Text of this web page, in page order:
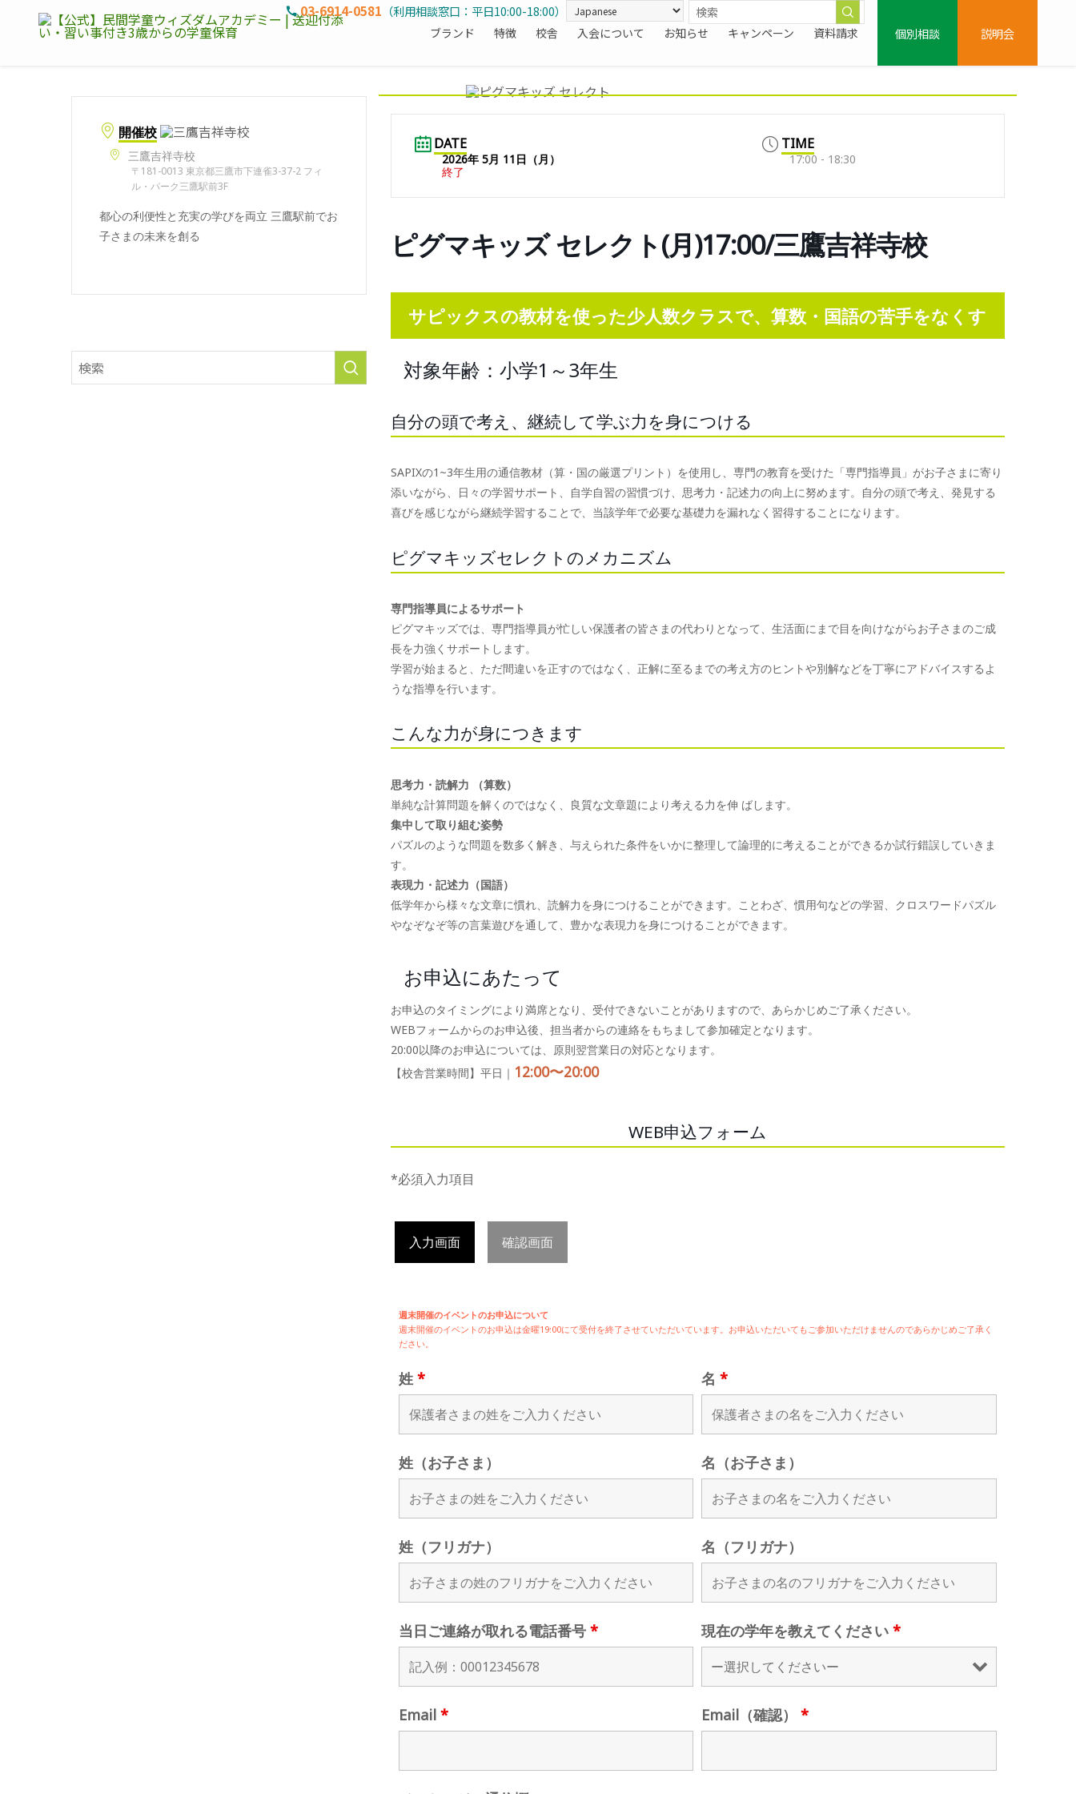
ブランド 特徴 校舎 入会について お知らせ キャンペーン 資料請求
03-6914-0581 （利用相談窓口：平日10:00-18:00）
個別相談
説明会
開催校
三鷹吉祥寺校
〒181-0013 東京都三鷹市下連雀3-37-2 フィ
ル・パーク三鷹駅前3F
都心の利便性と充実の学びを両立 三鷹駅前でお
子さまの未来を創る
DATE
2026年 5月 11日（月）
終了
TIME
17:00 - 18:30
ピグマキッズ セレクト(月)17:00/三鷹吉祥寺校
サピックスの教材を使った少人数クラスで、算数・国語の苦手をなくす
対象年齢：小学1～3年生
自分の頭で考え、継続して学ぶ力を身につける
SAPIXの1~3年生用の通信教材（算・国の厳選プリント）を使用し、専門の教育を受けた「専門指導員」がお子さまに寄り
添いながら、日々の学習サポート、自学自習の習慣づけ、思考力・記述力の向上に努めます。自分の頭で考え、発見する
喜びを感じながら継続学習することで、当該学年で必要な基礎力を漏れなく習得することになります。
ピグマキッズセレクトのメカニズム
専門指導員によるサポート
ピグマキッズでは、専門指導員が忙しい保護者の皆さまの代わりとなって、生活面にまで目を向けながらお子さまのご成
長を力強くサポートします。
学習が始まると、ただ間違いを正すのではなく、正解に至るまでの考え方のヒントや別解などを丁寧にアドバイスするよ
うな指導を行います。
こんな力が身につきます
思考力・読解力 （算数）
単純な計算問題を解くのではなく、良質な文章題により考える力を伸 ばします。
集中して取り組む姿勢
パズルのような問題を数多く解き、与えられた条件をいかに整理して論理的に考えることができるか試行錯誤していきま
す。
表現力・記述力（国語）
低学年から様々な文章に慣れ、読解力を身につけることができます。ことわざ、慣用句などの学習、クロスワードパズル
やなぞなぞ等の言葉遊びを通して、豊かな表現力を身につけることができます。
お申込にあたって
お申込のタイミングにより満席となり、受付できないことがありますので、あらかじめご了承ください。
WEBフォームからのお申込後、担当者からの連絡をもちまして参加確定となります。
20:00以降のお申込については、原則翌営業日の対応となります。
【校舎営業時間】平日｜ 12:00〜20:00
WEB申込フォーム
*必須入力項目
入力画面 確認画面
週末開催のイベントのお申込について
週末開催のイベントのお申込は金曜19:00にて受付を終了させていただいています。お申込いただいてもご参加いただけませんのであらかじめご了承く
ださい。
姓 * 名*
姓（お子さま） 名（お子さま）
姓（フリガナ） 名（フリガナ）
当日ご連絡が取れる電話番号 * 現在の学年を教えてください*
Email * Email（確認）*